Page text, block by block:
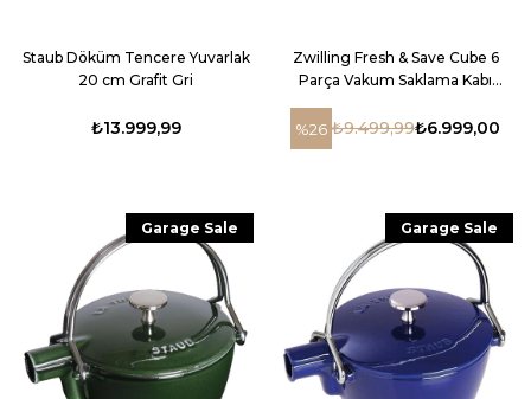
Staub Döküm Tencere Yuvarlak
20 cm Grafit Gri
₺13.999,99
Zwilling Fresh & Save Cube 6
Parça Vakum Saklama Kabı
₺6.999,00
₺9.499,99
%26
Garage Sale Garage Sale